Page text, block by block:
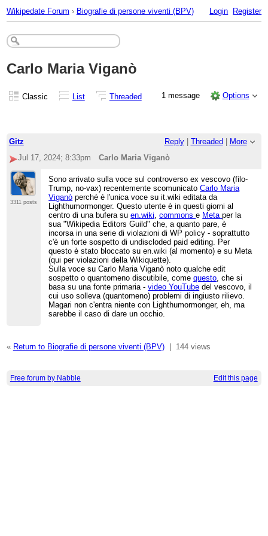
Wikipedate Forum › Biografie di persone viventi (BPV) Login Register
Carlo Maria Viganò
Classic List Threaded 1 message Options
Gitz Reply| Threaded
More
Jul 17, 2024; 8:33pm
Carlo Maria Viganò
3311 posts
Sono arrivato sulla voce sul controverso ex vescovo (filo-
Trump, no-vax) recentemente scomunicatoCarlo Maria
Viganò perché è l'unica voce su it.wiki editata da
Lighthumormonger. Questo utente è in questi giorni al
centro di una bufera suen.wiki,commonse Metaper la
sua "Wikipedia Editors Guild" che, a quanto pare, è
incorsa in una serie di violazioni di WP policy - soprattutto
c'è un forte sospetto di undiscloded paid editing. Per
questo è stato bloccato su en.wiki (al momento) e su Meta
(qui per violazioni della Wikiquette).
Sulla voce su Carlo Maria Viganò noto qualche edit
sospetto o quantomeno discutibile, comequesto, che si
basa su una fonte primaria -video YouTube del vescovo, il
cui uso solleva (quantomeno) problemi di ingiusto rilievo.
Magari non c'entra niente con Lighthumormonger, eh, ma
sarebbe il caso di dare un occhio.
« Return to Biografie di persone viventi (BPV)| 144 views
Free forum by Nabble Edit this page